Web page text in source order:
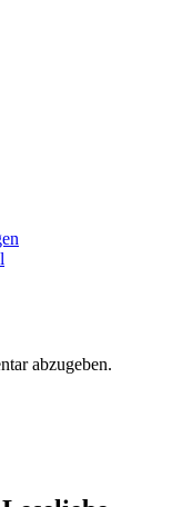
abzugeben.